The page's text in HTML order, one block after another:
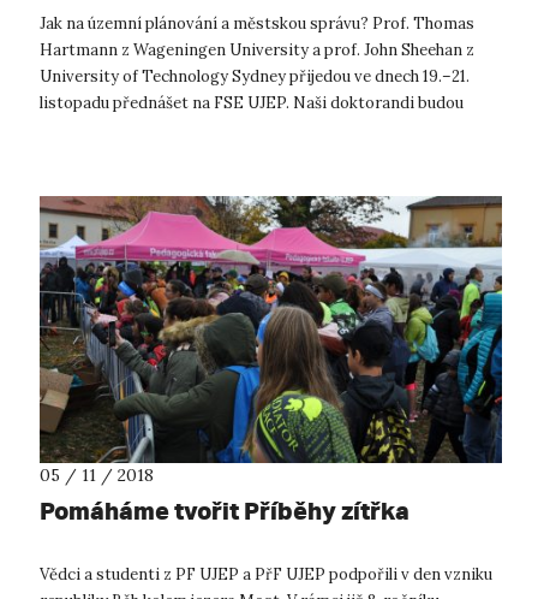
Jak na územní plánování a městskou správu? Prof. Thomas
Hartmann z Wageningen University a prof. John Sheehan z
University of Technology Sydney přijedou ve dnech 19.–21.
listopadu přednášet na FSE UJEP. Naši doktorandi budou
05 / 11 / 2018
Pomáháme tvořit Příběhy zítřka
Vědci a studenti z PF UJEP a PřF UJEP podpořili v den vzniku